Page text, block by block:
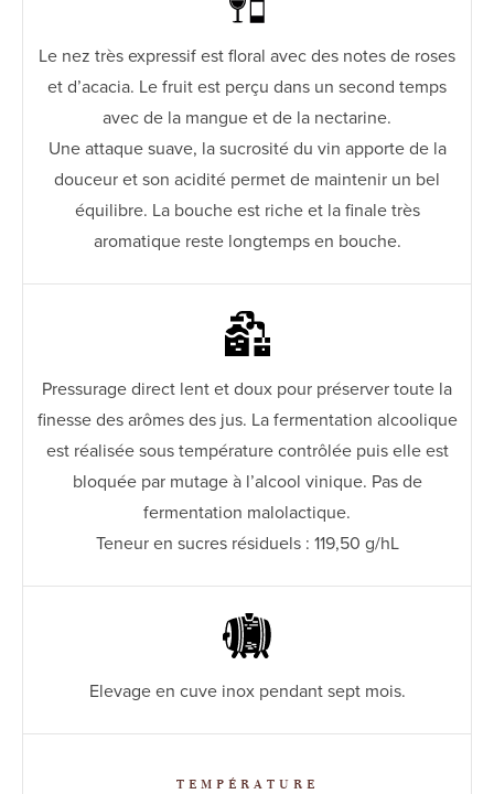
Le nez très expressif est floral avec des notes de roses
et d’acacia. Le fruit est perçu dans un second temps
avec de la mangue et de la nectarine.
Une attaque suave, la sucrosité du vin apporte de la
douceur et son acidité permet de maintenir un bel
équilibre. La bouche est riche et la finale très
aromatique reste longtemps en bouche.
Pressurage direct lent et doux pour préserver toute la
finesse des arômes des jus. La fermentation alcoolique
est réalisée sous température contrôlée puis elle est
bloquée par mutage à l’alcool vinique. Pas de
fermentation malolactique.
Teneur en sucres résiduels : 119,50 g/hL
Elevage en cuve inox pendant sept mois.
TEMPÉRATURE